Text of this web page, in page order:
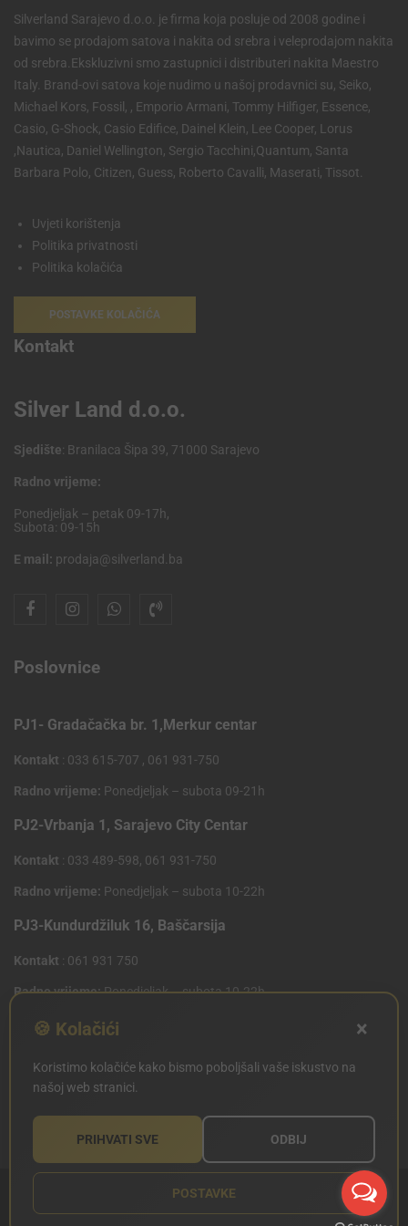
Silverland Sarajevo d.o.o. je firma koja posluje od 2008 godine i
bavimo se prodajom satova i nakita od srebra i veleprodajom nakita
od srebra.Ekskluzivni smo zastupnici i distributeri nakita Maestro
Italy. Brand-ovi satova koje nudimo u našoj prodavnici su, Seiko,
Michael Kors, Fossil, , Emporio Armani, Tommy Hilfiger, Essence,
Casio, G-Shock, Casio Edifice, Dainel Klein, Lee Cooper, Lorus
,Nautica, Daniel Wellington, Sergio Tacchini,Quantum, Santa
Barbara Polo, Citizen, Guess, Roberto Cavalli, Maserati, Tissot.
Uvjeti korištenja
Politika privatnosti
Politika kolačića
POSTAVKE KOLAČIĆA
Kontakt
Silver Land d.o.o.
Sjedište: Branilaca Šipa 39, 71000 Sarajevo
Radno vrijeme:
Ponedjeljak – petak 09-17h,
Subota: 09-15h
E mail: prodaja@silverland.ba
Poslovnice
PJ1- Gradačačka br. 1,Merkur centar
Kontakt : 033 615-707 , 061 931-750
Radno vrijeme: Ponedjeljak – subota 09-21h
PJ2-Vrbanja 1, Sarajevo City Centar
Kontakt : 033 489-598, 061 931-750
Radno vrijeme: Ponedjeljak – subota 10-22h
PJ3-Kundurdžiluk 16, Baščarsija
Kontakt : 061 931 750
Radno vrijeme:Ponedjeljak – subota 10-22h
PJ4 West Gate,Mostarsko raskrsce 10 (Penny Plus
Kontakt: 061 931 750
Radno vrijeme:Ponedjeljak – subota 09-21h
Copyright © SILVERLAND 2020. Sva prava zadržana.
Created
by Articoolisan
🍪 Kolačići ×
Koristimo kolačiće kako bismo poboljšali vaše iskustvo na
našoj web stranici.
PRIHVATI SVE ODBIJ
POSTAVKE